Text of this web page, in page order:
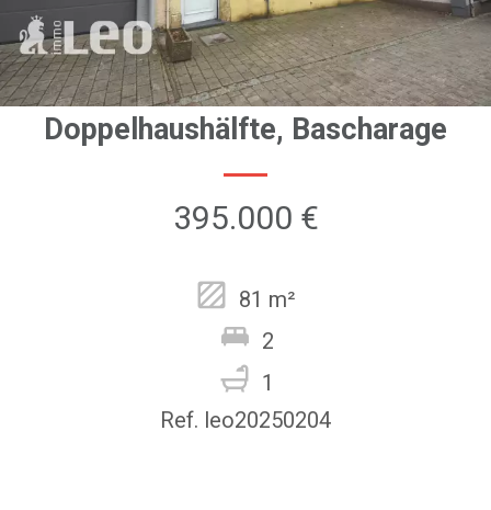
Doppelhaushälfte, Bascharage
395.000 €
81 m²
2
1
Ref. leo20250204